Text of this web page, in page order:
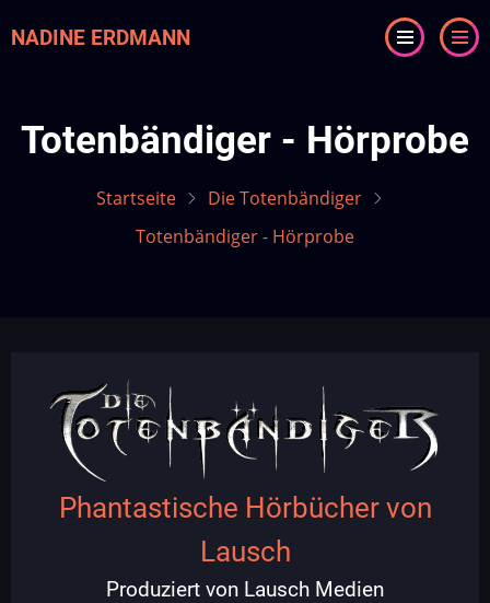
zum
NADINE ERDMANN
Totenbändiger - Hörprobe
Startseite
Die Totenbändiger
Totenbändiger - Hörprobe
Phantastische Hörbücher von
Lausch
Produziert von Lausch Medien